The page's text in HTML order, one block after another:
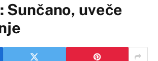
Sunčano, uveče